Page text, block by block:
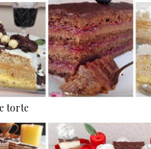
torte